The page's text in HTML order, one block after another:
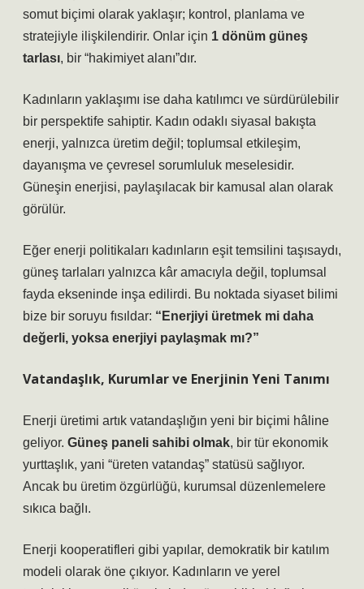
somut biçimi olarak yaklaşır; kontrol, planlama ve
stratejiyle ilişkilendirir. Onlar için 1 dönüm güneş
tarlası, bir “hakimiyet alanı”dır.
Kadınların yaklaşımı ise daha katılımcı ve sürdürülebilir
bir perspektife sahiptir. Kadın odaklı siyasal bakışta
enerji, yalnızca üretim değil; toplumsal etkileşim,
dayanışma ve çevresel sorumluluk meselesidir.
Güneşin enerjisi, paylaşılacak bir kamusal alan olarak
görülür.
Eğer enerji politikaları kadınların eşit temsilini taşısaydı,
güneş tarlaları yalnızca kâr amacıyla değil, toplumsal
fayda ekseninde inşa edilirdi. Bu noktada siyaset bilimi
bize bir soruyu fısıldar: “Enerjiyi üretmek mi daha
değerli, yoksa enerjiyi paylaşmak mı?”
Vatandaşlık, Kurumlar ve Enerjinin Yeni Tanımı
Enerji üretimi artık vatandaşlığın yeni bir biçimi hâline
geliyor. Güneş paneli sahibi olmak, bir tür ekonomik
yurttaşlık, yani “üreten vatandaş” statüsü sağlıyor.
Ancak bu üretim özgürlüğü, kurumsal düzenlemelere
sıkıca bağlı.
Enerji kooperatifleri gibi yapılar, demokratik bir katılım
modeli olarak öne çıkıyor. Kadınların ve yerel